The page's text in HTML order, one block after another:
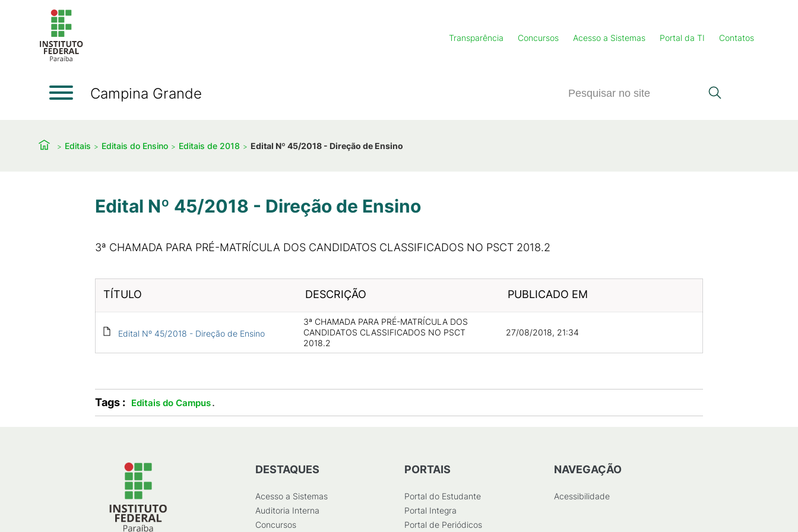
Transparência Concursos Acesso a Sistemas Portal da TI Contatos
Campina Grande
Editais Editais do Ensino Editais de 2018 Edital Nº 45/2018 - Direção de Ensino
Edital Nº 45/2018 - Direção de Ensino
3ª CHAMADA PARA PRÉ-MATRÍCULA DOS CANDIDATOS CLASSIFICADOS NO PSCT 2018.2
TÍTULO DESCRIÇÃO PUBLICADO EM
Edital Nº 45/2018 - Direção de Ensino
3ª CHAMADA PARA PRÉ-MATRÍCULA DOS
CANDIDATOS CLASSIFICADOS NO PSCT
2018.2
27/08/2018, 21:34
Tags : Editais do Campus.
DESTAQUES
Acesso a Sistemas
Auditoria Interna
Concursos
PORTAIS
Portal do Estudante
Portal Integra
Portal de Periódicos
NAVEGAÇÃO
Acessibilidade